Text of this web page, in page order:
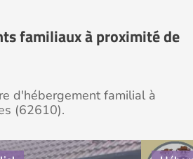
familiaux à proximité de
d'hébergement familial à
(62610).